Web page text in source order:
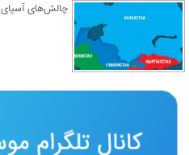
چالش‌های آسیای